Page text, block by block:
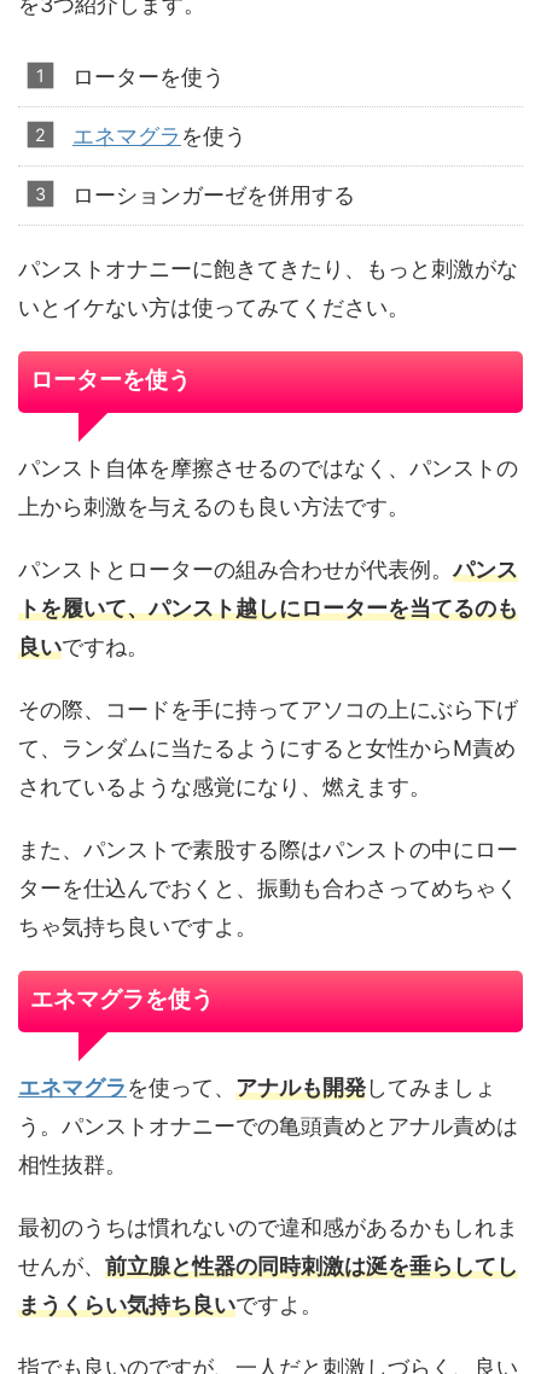
ローターを使う
エネマグラ を使う
ローションガーゼを併用する
パンストオナニーに飽きてきたり、もっと刺激がな
いとイケない方は使ってみてください。
ローターを使う
パンスト自体を摩擦させるのではなく、パンストの
上から刺激を与えるのも良い方法です。
パンストとローターの組み合わせが代表例。パンス
トを履いて、パンスト越しにローターを当てるのも
良いですね。
その際、コードを手に持ってアソコの上にぶら下げ
て、ランダムに当たるようにすると女性からM責め
されているような感覚になり、燃えます。
また、パンストで素股する際はパンストの中にロー
ターを仕込んでおくと、振動も合わさってめちゃく
ちゃ気持ち良いですよ。
エネマグラを使う
エネマグラを使って、 アナルも開発してみましょ
う。パンストオナニーでの亀頭責めとアナル責めは
相性抜群。
最初のうちは慣れないので違和感があるかもしれま
せんが、 前立腺と性器の同時刺激は涎を垂らしてし
まうくらい気持ち良いですよ。
指でも良いのですが、一人だと刺激しづらく、良い